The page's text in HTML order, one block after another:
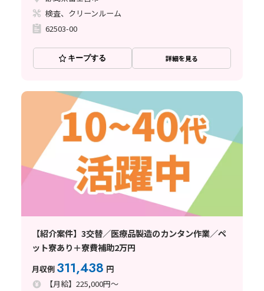
検査、クリーンルーム
62503-00
キープする 詳細を見る
【紹介案件】3交替／医療品製造のカンタン作業／ペ
ット寮あり＋寮費補助2万円
月収例 311,438 円
【月給】225,000円～